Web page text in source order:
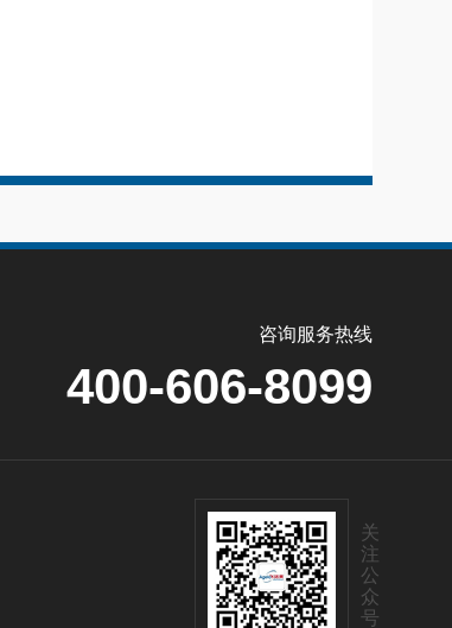
咨询服务热线
400-606-8099
关
注
公
众
号